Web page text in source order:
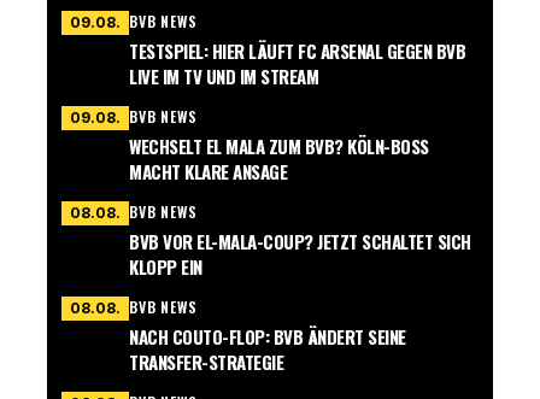
09.08. BVB NEWS
TESTSPIEL: HIER LÄUFT FC ARSENAL GEGEN BVB
LIVE IM TV UND IM STREAM
09.08. BVB NEWS
WECHSELT EL MALA ZUM BVB? KÖLN-BOSS
MACHT KLARE ANSAGE
08.08. BVB NEWS
BVB VOR EL-MALA-COUP? JETZT SCHALTET SICH
KLOPP EIN
08.08. BVB NEWS
NACH COUTO-FLOP: BVB ÄNDERT SEINE
TRANSFER-STRATEGIE